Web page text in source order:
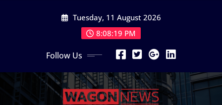
Tuesday, 11 August 2026
8:08:21 PM
Follow Us